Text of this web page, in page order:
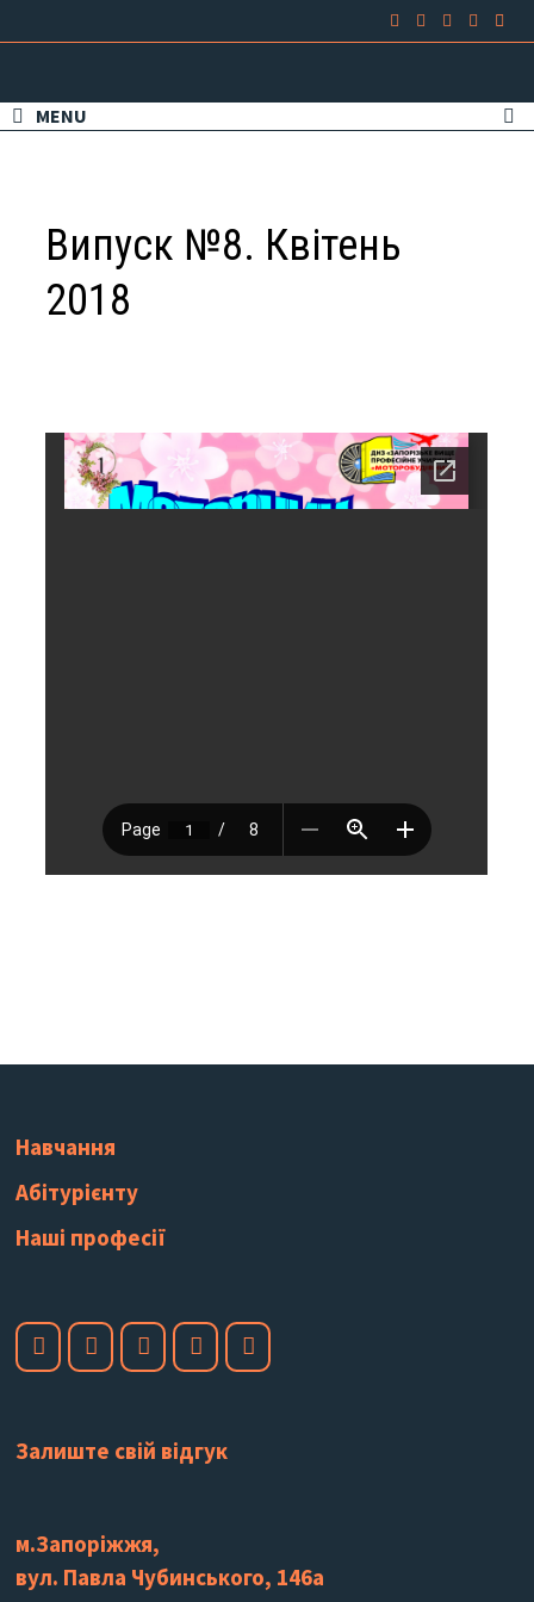
MENU
Випуск №8. Квітень
2018
Навчання
Абітурієнту
Наші професії
Залиште свій відгук
м.Запоріжжя,
вул. Павла Чубинського, 146а